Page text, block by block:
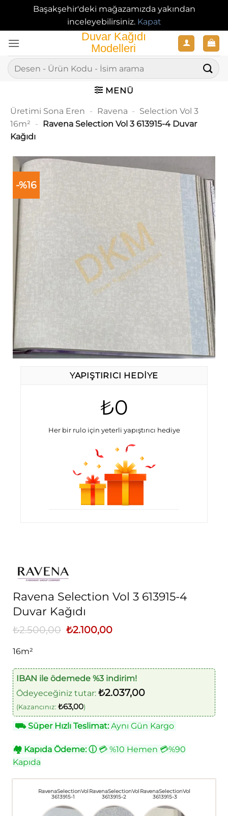
Başakşehir'deki mağazamızda yakından
inceleyebilirsiniz. Kapat
atla
Ara:
MENÜ
Üretimi Sona Eren - Ravena - Selection Vol 3
16m² - Ravena Selection Vol 3 613915-4 Duvar
Kağıdı
-%16
YAPIŞTIRICI HEDIYE
₺0
Her bir rulo için yeterli yapıştırıcı hediye
Ravena Selection Vol 3 613915-4
Duvar Kağıdı
₺2.500,00 Orijinal
fiyat:
₺2.100,00Şu
16m²
IBAN ile ödemede %3 indirim!
Ödeyeceğiniz tutar: ₺2.037,00
(Kazancınız: ₺63,00)
⛟Süper Hızlı Teslimat:Aynı Gün Kargo
🏘 Kapıda Ödeme: ⓘ💳 %10 Hemen 💳%90
Kapıda
RavenaSelectionVol
3613915-1
RavenaSelectionVol
3613915-2
RavenaSelectionVol
3613915-3